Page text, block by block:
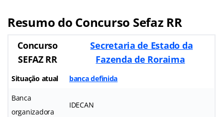
Resumo do Concurso Sefaz RR
Concurso
SEFAZ RR
Secretaria de Estado da
Fazenda de Roraima
Situação atual banca definida
Banca
organizadora
IDECAN